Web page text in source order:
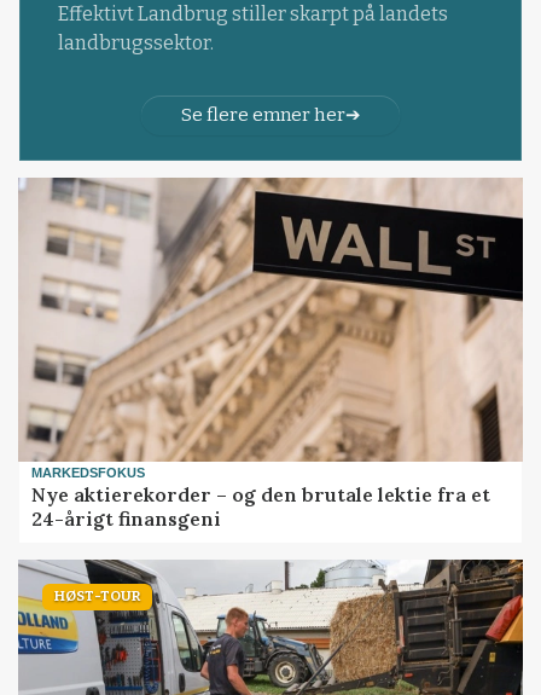
Effektivt Landbrug stiller skarpt på landets
landbrugssektor.
Se flere emner her
MARKEDSFOKUS
Nye aktierekorder – og den brutale lektie fra et
24-årigt finansgeni
HØST-TOUR